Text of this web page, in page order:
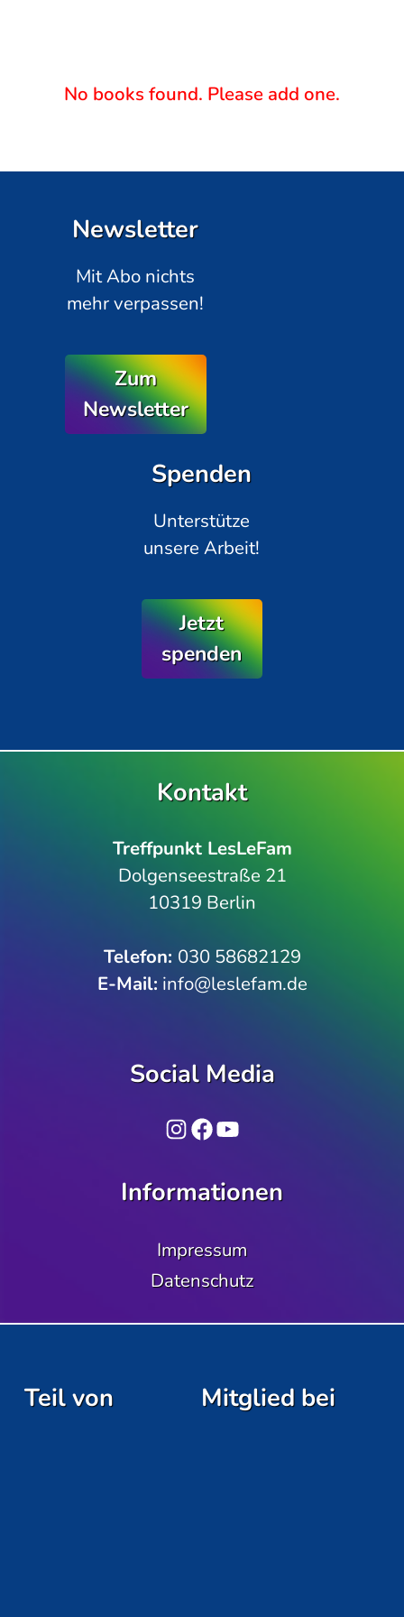
No books found. Please add one.
Newsletter
Mit Abo nichts
mehr verpassen!
Zum
Newsletter
Spenden
Unterstütze
unsere Arbeit!
Jetzt
spenden
Kontakt
Treffpunkt LesLeFam
Dolgenseestraße 21
10319 Berlin
Telefon­: 030 58682129
E-Mail: info@leslefam.de
Social Media
Instagram
Facebook
YouTube
Informationen
Impressum
Datenschutz
Teil von Mitglied bei